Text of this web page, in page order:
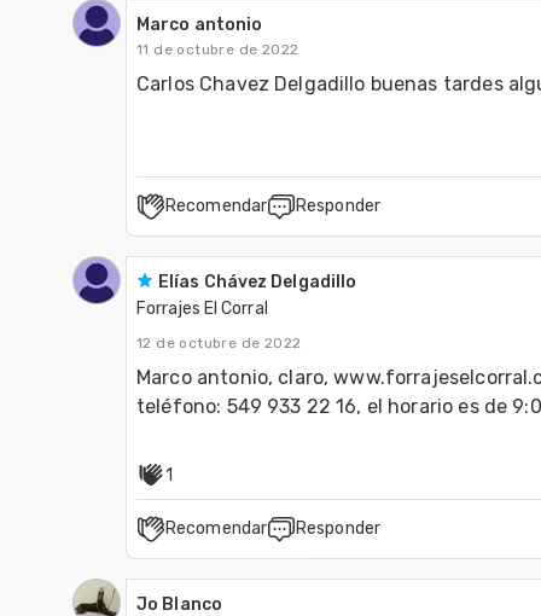
Marco antonio
11 de octubre de 2022
Carlos Chavez Delgadillo buenas tardes
Recomendar Responder
Elías Chávez Delgadillo
Forrajes El Corral
12 de octubre de 2022
Marco antonio, claro,
teléfono: 549 933 22 16, el horario es de
1
Recomendar Responder
Jo Blanco